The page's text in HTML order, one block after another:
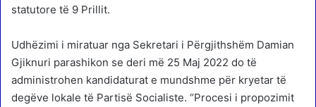
statutore të 9 Prillit.
Udhëzimi i miratuar nga Sekretari i Përgjithshëm Damian
Gjiknuri parashikon se deri më 25 Maj 2022 do të
administrohen kandidaturat e mundshme për kryetar të
degëve lokale të Partisë Socialiste. “Procesi i propozimit